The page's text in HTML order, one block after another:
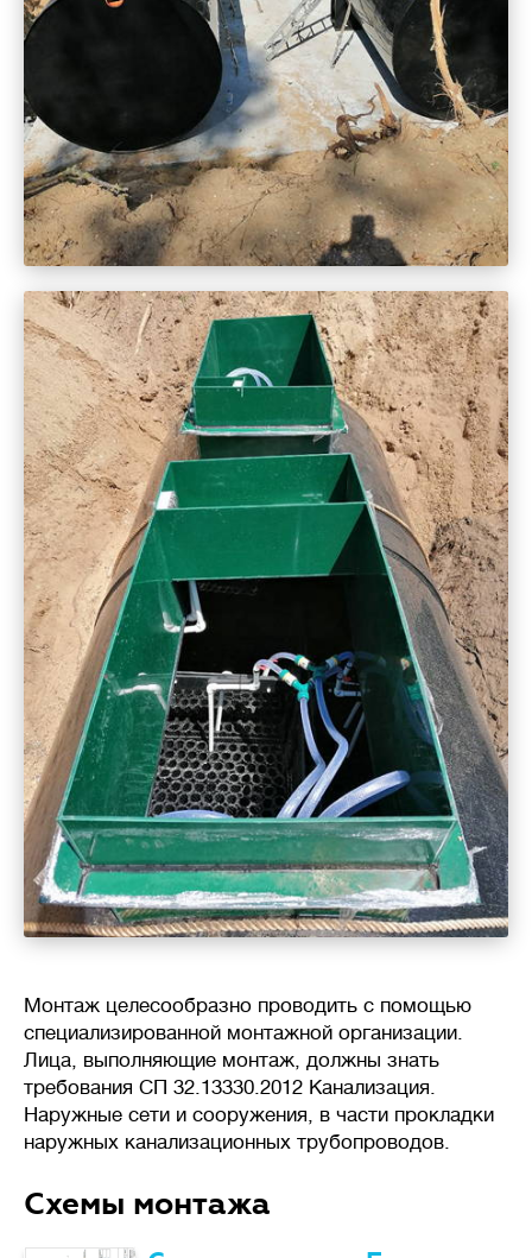
Монтаж целесообразно проводить с помощью
специализированной монтажной организации.
Лица, выполняющие монтаж, должны знать
требования СП 32.13330.2012 Канализация.
Наружные сети и сооружения, в части прокладки
наружных канализационных трубопроводов.
Схемы монтажа